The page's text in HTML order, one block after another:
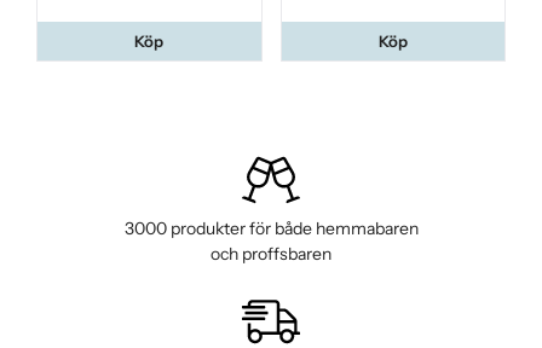
Köp Köp
3000 produkter för både hemmabaren
och proffsbaren